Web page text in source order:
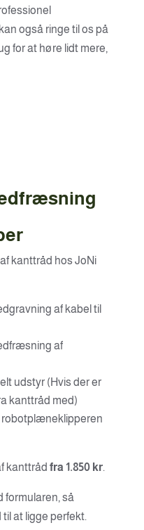
også ringe til os på
for at høre lidt mere,
kanttråd hos JoNi
af kabel til
af
udstyr (Hvis der er
kanttråd med)
kanttråd fra 1.850 kr.
formularen, så
at ligge perfekt.